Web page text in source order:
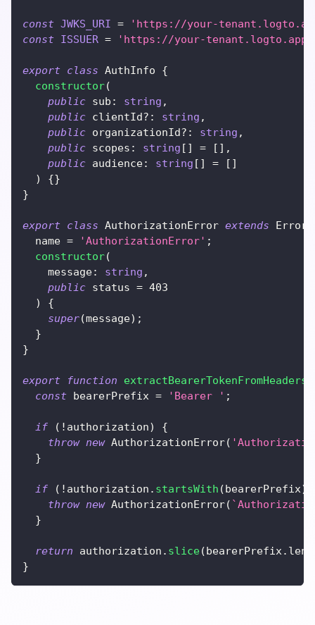
const JWKS_URI =
'https://your-
const ISSUER = 'https://your-
export class AuthInfo
{
constructor(
public sub : string ,
public clientId? : string ,
public organizationId? : string ,
public scopes : string [ ] = [ ] ,
public audience: string [ ] = [ ]
)
{}
}
export class AuthorizationError extends Error
  name
= 'AuthorizationError' ;
constructor(
    message
: string ,
public status = 403
)
{
super(message) ;
}
}
export function extractBearerTokenFromHeaders
const bearerPrefix = 'Bearer ' ;
if ( ! authorization)
{
throw new AuthorizationError(
}
if ( ! authorization . startsWith (bearerPrefix)
throw new AuthorizationError( `
}
return authorization . slice(bearerPrefix.
}